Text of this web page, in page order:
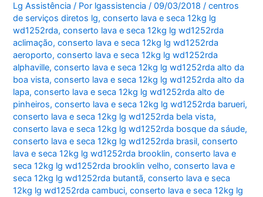
Lg Assistência / Por lgassistencia/09/03/2018 /centros
de serviços diretos lg,conserto lava e seca 12kg lg
wd1252rda,conserto lava e seca 12kg lg wd1252rda
aclimação,conserto lava e seca 12kg lg wd1252rda
aeroporto,conserto lava e seca 12kg lg wd1252rda
alphaville,conserto lava e seca 12kg lg wd1252rda alto da
boa vista,conserto lava e seca 12kg lg wd1252rda alto da
lapa,conserto lava e seca 12kg lg wd1252rda alto de
pinheiros,conserto lava e seca 12kg lg wd1252rda barueri,
conserto lava e seca 12kg lg wd1252rda bela vista,
conserto lava e seca 12kg lg wd1252rda bosque da sáude,
conserto lava e seca 12kg lg wd1252rda brasil,conserto
lava e seca 12kg lg wd1252rda brooklin,conserto lava e
seca 12kg lg wd1252rda brooklin velho,conserto lava e
seca 12kg lg wd1252rda butantã,conserto lava e seca
12kg lg wd1252rda cambuci,conserto lava e seca 12kg lg